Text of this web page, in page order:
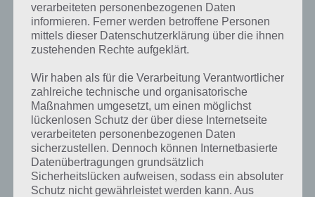
Kurze Begriffserklärung zur Lösung
Anonym
4 Bilder 1 Wort, doch welche Bedeutung hat dieses eigentlich und
was gibt es dazu zu wissen? Passt das Wort auch zu Großstadtleben?
Zu bestimmten Lösungen präsentieren wir daher auch immer eine
kurze Begriffserklärung!
Zu Anonym haben wir zunächst keine weiteren Informationen parat!
verarbeiteten personenbezogenen Daten
informieren. Ferner werden betroffene Personen
mittels dieser Datenschutzerklärung über die ihnen
zustehenden Rechte aufgeklärt.
Wir haben als für die Verarbeitung Verantwortlicher
zahlreiche technische und organisatorische
Maßnahmen umgesetzt, um einen möglichst
lückenlosen Schutz der über diese Internetseite
verarbeiteten personenbezogenen Daten
sicherzustellen. Dennoch können Internetbasierte
Datenübertragungen grundsätzlich
Sicherheitslücken aufweisen, sodass ein absoluter
Schutz nicht gewährleistet werden kann. Aus